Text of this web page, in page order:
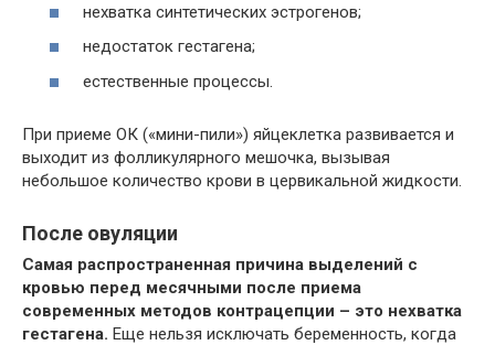
нехватка синтетических эстрогенов;
недостаток гестагена;
естественные процессы.
При приеме ОК («мини-пили») яйцеклетка развивается и
выходит из фолликулярного мешочка, вызывая
небольшое количество крови в цервикальной жидкости.
После овуляции
Самая распространенная причина выделений с
кровью перед месячными после приема
современных методов контрацепции – это нехватка
гестагена. Еще нельзя исключать беременность, когда